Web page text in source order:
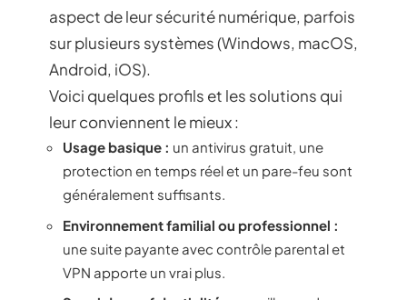
aspect de leur sécurité numérique, parfois
sur plusieurs systèmes (Windows, macOS,
Android, iOS).
Voici quelques profils et les solutions qui
leur conviennent le mieux :
Usage basique : un antivirus gratuit, une
protection en temps réel et un pare-feu sont
généralement suffisants.
Environnement familial ou professionnel :
une suite payante avec contrôle parental et
VPN apporte un vrai plus.